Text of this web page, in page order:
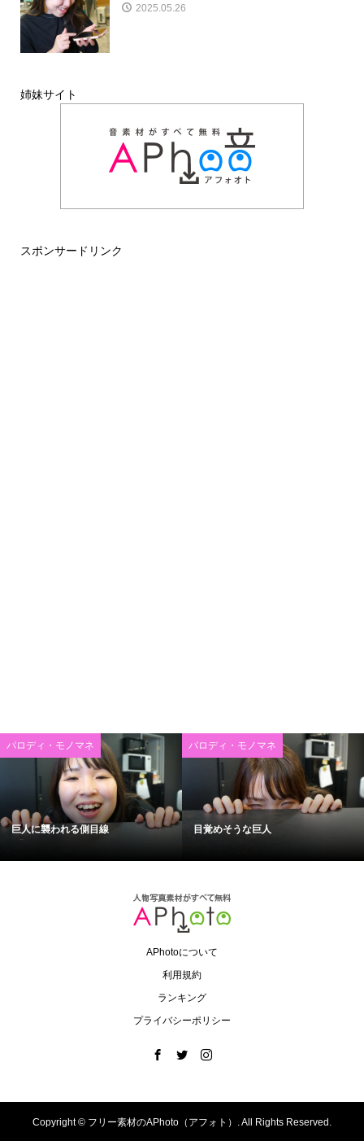
2025.05.26
姉妹サイト
スポンサードリンク
パロディ・モノマネ
巨人に襲われる側目線
パロディ・モノマネ
目覚めそうな巨人
APhotoについて
利用規約
ランキング
プライバシーポリシー
Copyright © フリー素材のAPhoto（アフォト）. All Rights Reserved.